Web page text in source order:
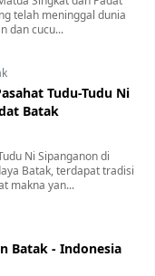
telah meninggal dunia
dan cucu...
Tudu-Tudu Ni
Batak
Ni Sipanganon di
Batak, terdapat tradisi
makna yan...
Batak - Indonesia